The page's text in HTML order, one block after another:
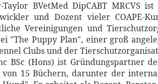
Taylor BVetMed DipCABT MRCVS ist
und Dozent vieler COAPE-
Vereinigungen und
"The Puppy Plan", einer groß
Clubs und der
BSc (Hons) ist Gründungspartner
15 Büchern, darunter der